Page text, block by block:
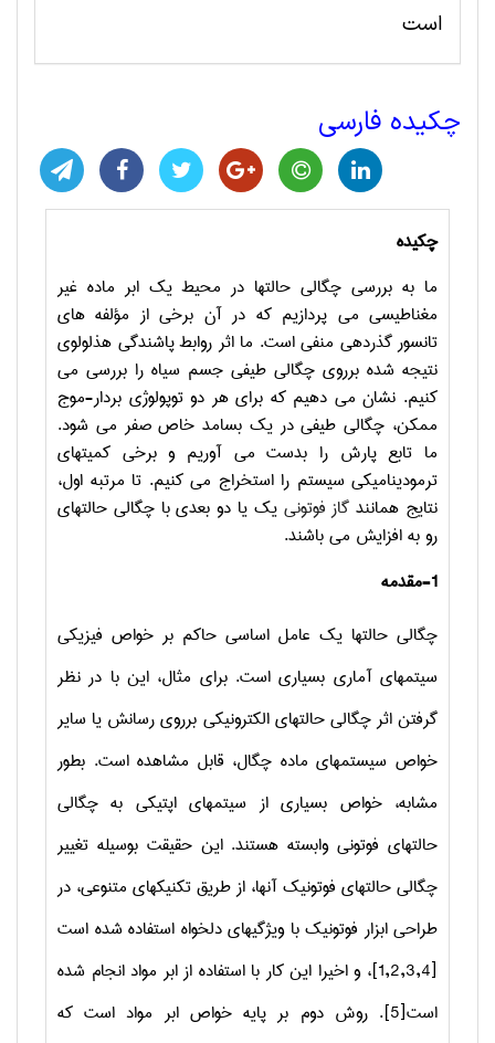
است
چکیده فارسی
چکیده
ما به بررسی چگالی حالتها در محیط یک ابر ماده غیر
مغناطیسی می پردازیم که در آن برخی از مؤلفه های
تانسور گذردهی منفی است. ما اثر روابط پاشندگی هذلولوی
نتیجه شده برروی چگالی طیفی جسم سیاه را بررسی می
کنیم. نشان می دهیم که برای هر دو توپولوژی بردار-موج
ممکن، چگالی طیفی در یک بسامد خاص صفر می شود.
ما تابع پارش را بدست می آوریم و برخی کمیتهای
ترمودینامیکی سیستم را استخراج می کنیم. تا مرتبه اول،
نتایج همانند گاز فوتونی یک یا دو بعدی با چگالی حالتهای
رو به افزایش می باشند.
1- مقدمه
چگالی حالتها یک عامل اساسی حاکم بر خواص فیزیکی
سیتمهای آماری بسیاری است. برای مثال، این با در نظر
گرفتن اثر چگالی حالتهای الکترونیکی برروی رسانش یا سایر
خواص سیستمهای ماده چگال، قابل مشاهده است. بطور
مشابه، خواص بسیاری از سیتمهای اپتیکی به چگالی
حالتهای فوتونی وابسته هستند. این حقیقت بوسیله تغییر
چگالی حالتهای فوتونیک آنها، از طریق تکنیکهای متنوعی، در
طراحی ابزار فوتونیک با ویژگیهای دلخواه استفاده شده است
[1,2,3,4]، و اخیرا این کار با استفاده از ابر مواد انجام شده
است[5]. روش دوم بر پایه خواص ابر مواد است که